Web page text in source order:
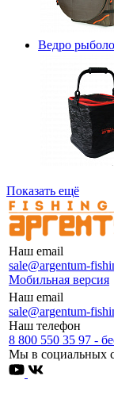
Ведро
Показать ещё
Наш email
sale@argentum-
Мобильная версия
Наш email
sale@argentum-
Наш телефон
8 800 550 35 97 -
Мы в социальных